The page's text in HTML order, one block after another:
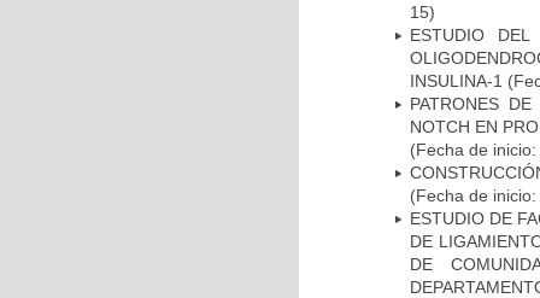
15)
ESTUDIO
INSULINA-1
PATRONES
NOTCH EN
(Fecha de
(Fecha de
ESTUDIO DE
DE
DE